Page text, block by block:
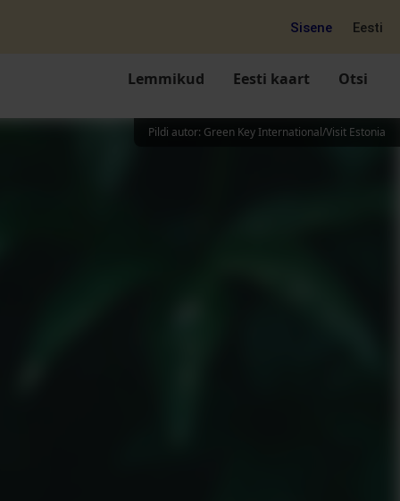
Sisene Eesti
Lemmikud Eesti kaart Otsi
Pildi autor: Green Key International/Visit Estonia